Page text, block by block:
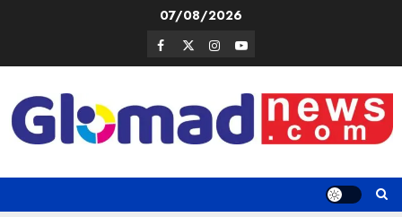
07/08/2026
Facebook
TwitterInstagram
Youtube